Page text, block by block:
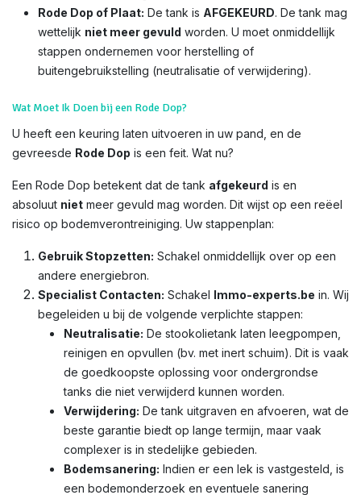
Rode Dop of Plaat: De tank is AFGEKEURD. De tank mag
wettelijk niet meer gevuld worden. U moet onmiddellijk
stappen ondernemen voor herstelling of
buitengebruikstelling (neutralisatie of verwijdering).
Wat Moet Ik Doen bij een Rode Dop?
U heeft een keuring laten uitvoeren in uw pand, en de
gevreesde Rode Dop is een feit. Wat nu?
Een Rode Dop betekent dat de tank afgekeurd is en
absoluut niet meer gevuld mag worden. Dit wijst op een reëel
risico op bodemverontreiniging. Uw stappenplan:
Gebruik Stopzetten: Schakel onmiddellijk over op een
andere energiebron.
Specialist Contacten: Schakel Immo-experts.be in. Wij
begeleiden u bij de volgende verplichte stappen:
Neutralisatie: De stookolietank laten leegpompen,
reinigen en opvullen (bv. met inert schuim). Dit is vaak
de goedkoopste oplossing voor ondergrondse
tanks die niet verwijderd kunnen worden.
Verwijdering: De tank uitgraven en afvoeren, wat de
beste garantie biedt op lange termijn, maar vaak
complexer is in stedelijke gebieden.
Bodemsanering: Indien er een lek is vastgesteld, is
een bodemonderzoek en eventuele sanering